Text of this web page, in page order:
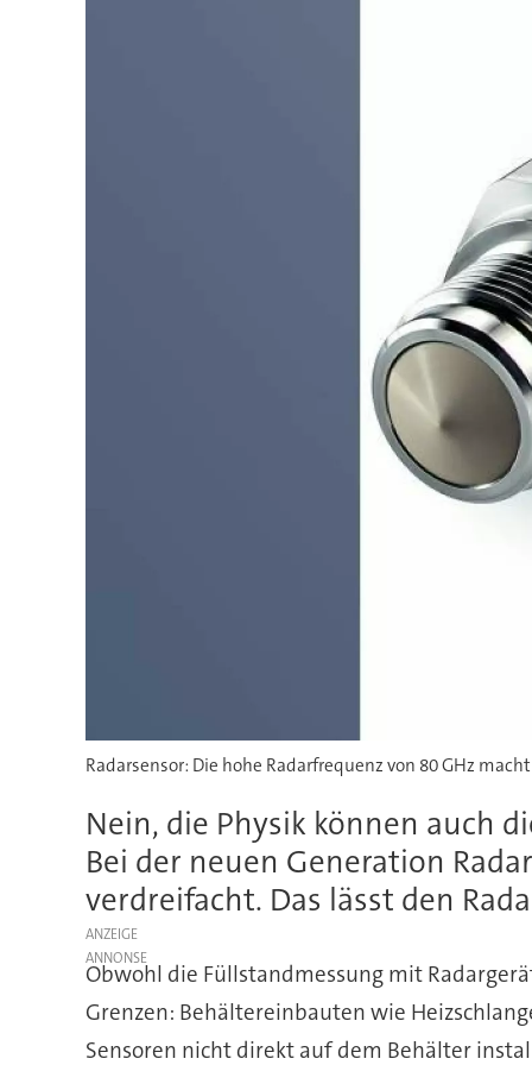
Radarsensor: Die hohe Radarfrequenz von 80 GHz
Nein, die Physik können auch
Bei der neuen Generation
verdreifacht. Das lässt den
ANZEIGE
Obwohl die Füllstandmessung mit
Grenzen: Behältereinbauten wie
Sensoren nicht direkt auf dem Behälter